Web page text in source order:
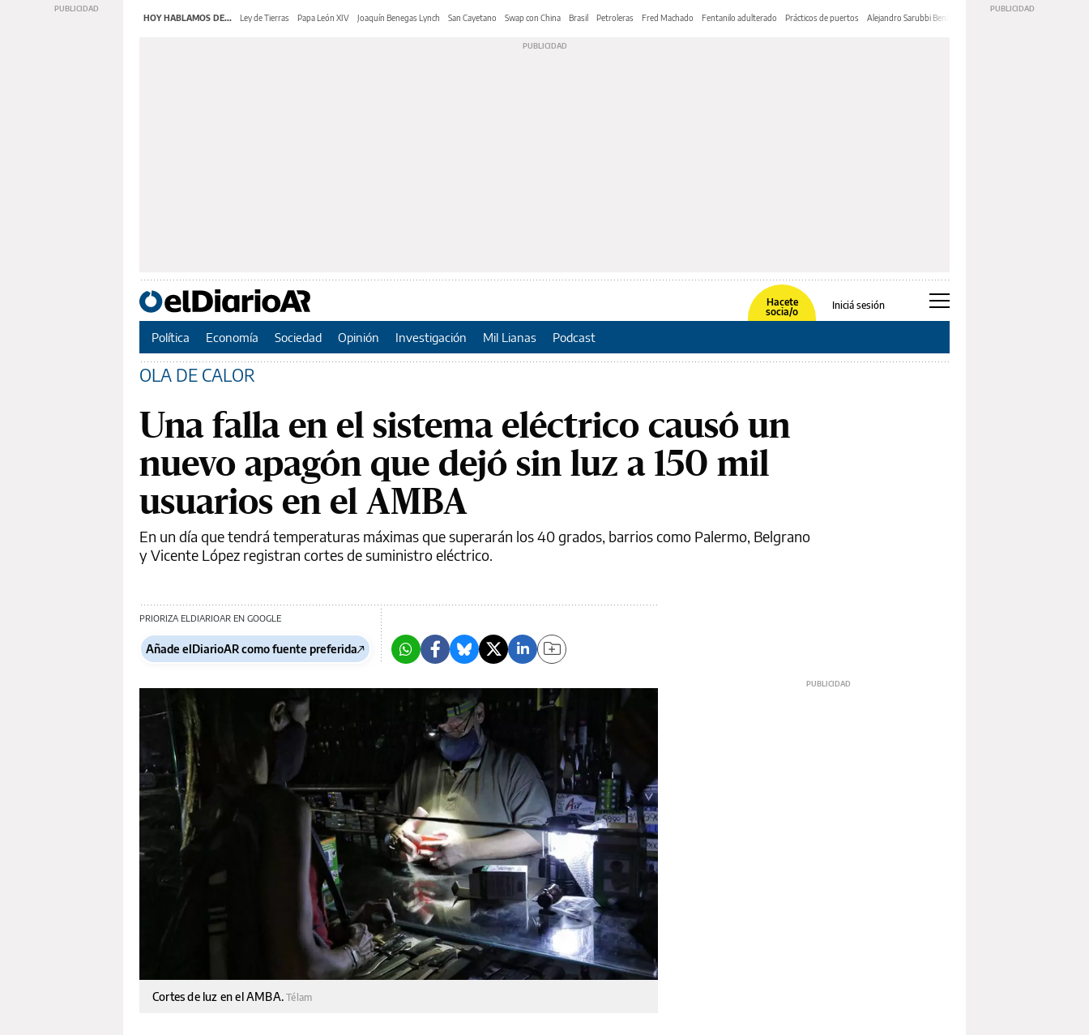
HOY HABLAMOS DE... Ley de Tierras Papa León XIV Joaquín Benegas Lynch San Cayetano Swap con China Brasil Petroleras Fred Machado Fentanilo adulterado Prácticos de puertos Alejandro Sarubbi Benítez
Hacete
socia/o
Iniciá sesión
Política Economía Sociedad Opinión Investigación Mil Lianas Podcast
OLA DE CALOR
Una falla en el sistema eléctrico causó un
nuevo apagón que dejó sin luz a 150 mil
usuarios en el AMBA
En un día que tendrá temperaturas máximas que superarán los 40 grados, barrios como Palermo, Belgrano
y Vicente López registran cortes de suministro eléctrico.
PRIORIZA ELDIARIOAR EN GOOGLE
Añade elDiarioAR como fuente preferida
Cortes de luz en el AMBA.Télam